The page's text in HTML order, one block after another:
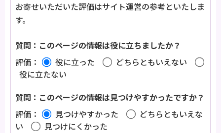
お寄せいただいた評価はサイト運営の参考といたしま
す。
質問：このページの情報は役に立ちましたか？
評価：
役に立った
どちらともいえない
役に立たない
質問：このページの情報は見つけやすかったですか？
評価：
見つけやすかった
どちらともいえな
い
見つけにくかった